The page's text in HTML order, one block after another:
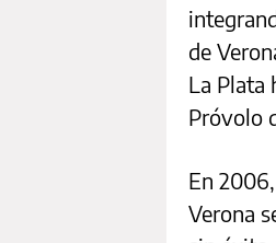
de
La Plata
Próvolo
En
Verona